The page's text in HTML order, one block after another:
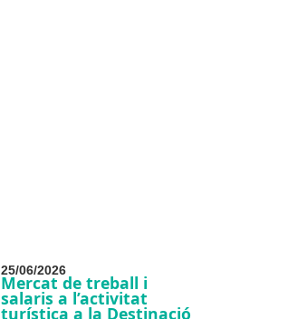
25/06/2026
Mercat de treball i
salaris a l’activitat
turística a la Destinació